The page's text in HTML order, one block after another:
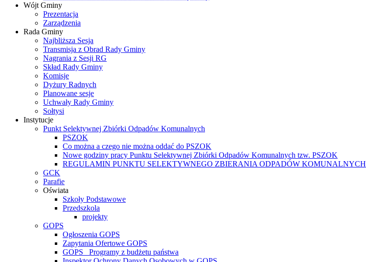
Wójt Gminy
Prezentacja
Zarządzenia
Rada Gminy
Najbliższa Sesja
Transmisja z Obrad Rady Gminy
Nagrania z Sesji RG
Skład Rady Gminy
Komisje
Dyżury Radnych
Planowane sesje
Uchwały Rady Gminy
Sołtysi
Instytucje
Punkt Selektywnej Zbiórki Odpadów Komunalnych
PSZOK
Co można a czego nie można oddać do PSZOK
Nowe godziny pracy Punktu Selektywnej Zbiórki Odpadów Komunalnych tzw. PSZOK
REGULAMIN PUNKTU SELEKTYWNEGO ZBIERANIA ODPADÓW KOMUNALNYCH
GCK
Parafie
Oświata
Szkoły Podstawowe
Przedszkola
projekty
GOPS
Ogłoszenia GOPS
Zapytania Ofertowe GOPS
GOPS_ Programy z budżetu państwa